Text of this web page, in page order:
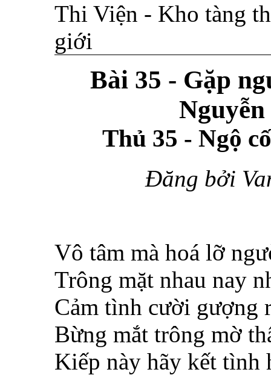
Thi Viện - Kho tàng
giới
Bài 35 - Gặp
Thủ 35 - Ngộ
Đăng bởi
Vô tâm mà hoá lỡ
Trông mặt nhau nay
Cảm tình cười gượng
Bừng mắt trông mờ
Kiếp này hãy kết tình